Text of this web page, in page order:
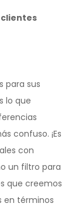
clientes
para sus
lo que
confuso. ¡Es
con
un filtro para
que creemos
en términos